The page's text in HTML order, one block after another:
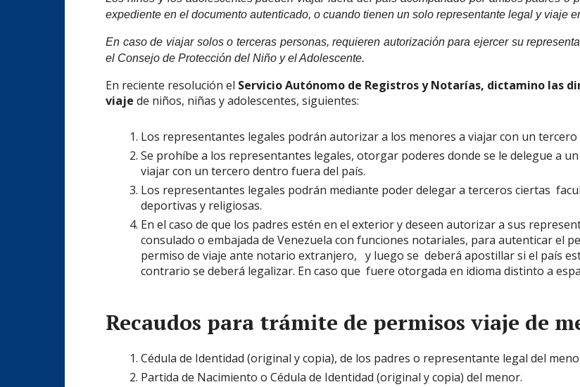
expediente en el documento autenticado, o cuando tienen un solo representante legal y viaje
En caso de viajar solos o terceras personas, requieren autorización para ejercer su
el Consejo de Protección del Niño y el Adolescente.
En reciente resolución el Servicio Autónomo de Registros y Notarías, dictamino las
viaje de niños, niñas y adolescentes, siguientes:
Los representantes legales podrán autorizar a los menores a viajar con un
Se prohíbe a los representantes legales, otorgar poderes donde se le delegue a
viajar con un tercero dentro fuera del país.
Los representantes legales podrán mediante poder delegar a terceros ciertas
deportivas y religiosas.
En el caso de que los padres estén en el exterior y deseen autorizar a sus
consulado o embajada de Venezuela con funciones notariales, para autenticar el
permiso de viaje ante notario extranjero, y luego se deberá apostillar si el país
contrario se deberá legalizar. En caso que fuere otorgada en idioma distinto a
Recaudos para trámite de permisos viaje de
Cédula de Identidad (original y copia), de los padres o representante legal del
Partida de Nacimiento o Cédula de Identidad (original y copia) del menor.